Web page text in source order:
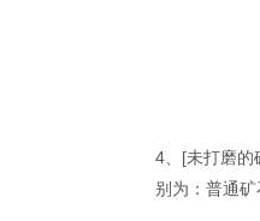
4、[未打磨的
别为：普通矿